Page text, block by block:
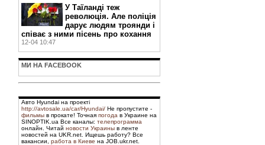
У Таїланді теж
революція. Але поліція
дарує людям троянди і
співає з ними пісень про кохання
12-04 10:47
МИ НА FACEBOOK
Авто Hyundai на проекті
http://avtosale.ua/car/Hyundai/ Не пропустите -
фильмы в прокате! Точная погода в Украине на
SINOPTIK.ua Все каналы: телепрограмма
онлайн. Читай новости Украины в ленте
новостей на UKR.net. Ищешь работу? Все
вакансии, работа в Киеве на JOB.ukr.net.